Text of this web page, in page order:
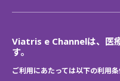
Viatris e Channelは、医
す。
ご利用にあたっては以下の利用条